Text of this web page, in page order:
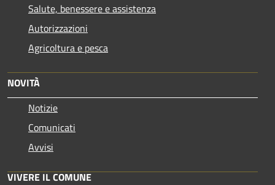
Salute, benessere e assistenza
Autorizzazioni
Agricoltura e pesca
NOVITÀ
Notizie
Comunicati
Avvisi
VIVERE IL COMUNE